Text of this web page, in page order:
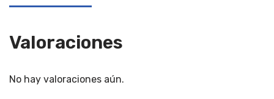
Valoraciones
No hay valoraciones aún.